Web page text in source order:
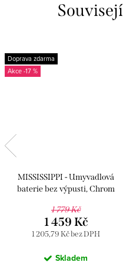
Doprava zdarma
-17 %
MISSISSIPPI - Umyvadlová
baterie bez výpusti, Chrom
1 779 Kč
1 205,79 Kč bez DPH
1 459 Kč
Skladem